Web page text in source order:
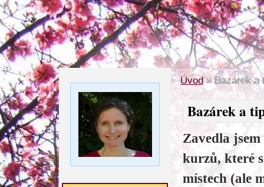
Úvod»Bazárek a
Bazárek a
Zavedla
kurzů, které
místech (ale